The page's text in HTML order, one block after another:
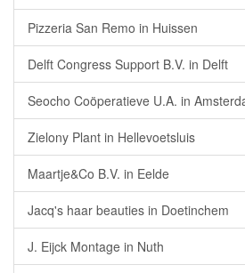
Pizzeria San Remo in Huissen
Delft Congress Support B.V. in Delft
Seocho Coöperatieve U.A. in
Zielony Plant in Hellevoetsluis
Maartje&Co B.V. in Eelde
Jacq's haar beauties in Doetinchem
J. Eijck Montage in Nuth